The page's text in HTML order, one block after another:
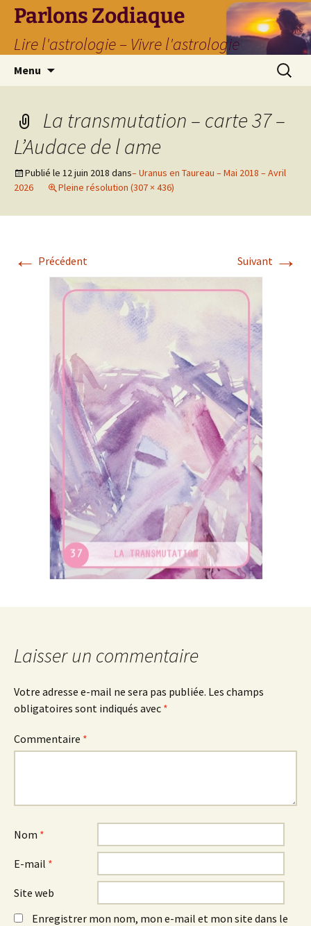
Parlons Zodiaque
Lire l'astrologie – Vivre l'astrologie
Menu
La transmutation – carte 37 –
L’Audace de l ame
Publié le 12 juin 2018 dans– Uranus en Taureau – Mai 2018 – Avril
2026
Pleine résolution (307 × 436)
← Précédent Suivant →
Laisser un commentaire
Votre adresse e-mail ne sera pas publiée. Les champs
obligatoires sont indiqués avec *
Commentaire *
Nom *
E-mail *
Site web
Enregistrer mon nom, mon e-mail et mon site dans le